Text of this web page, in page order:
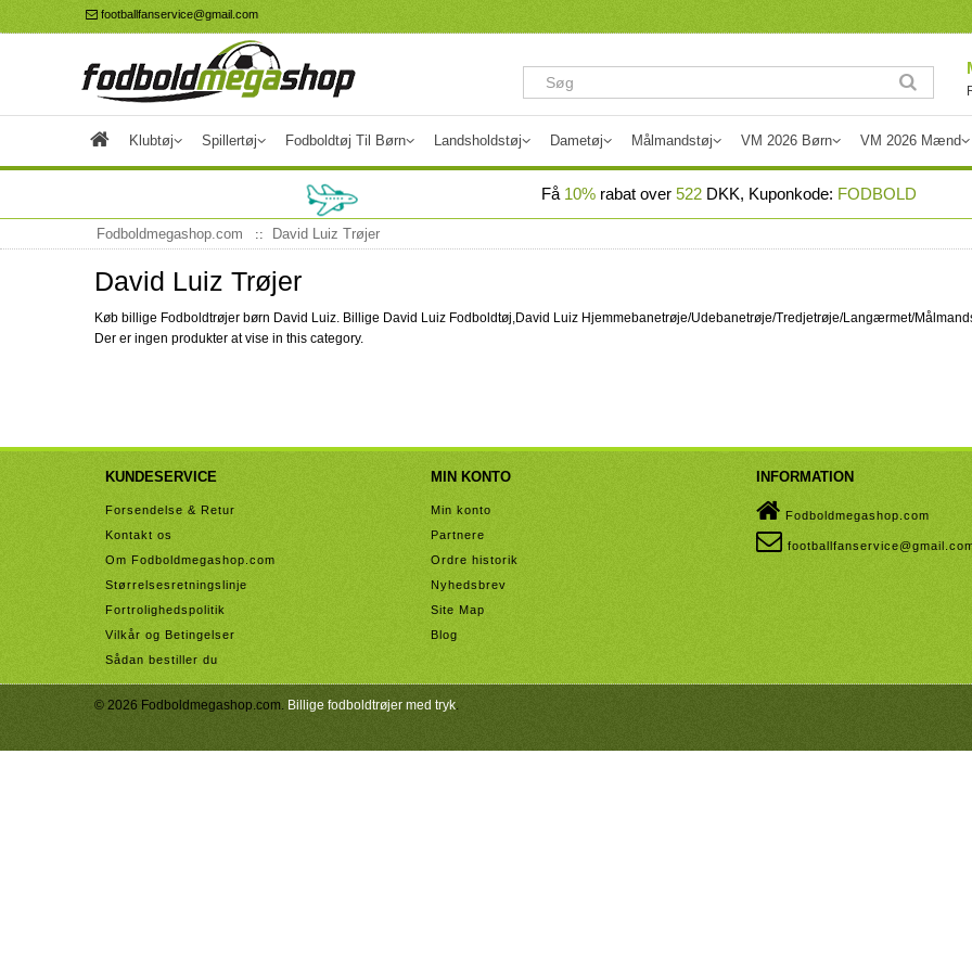
footballfanservice@gmail.com
Klubtøj Spillertøj Fodboldtøj Til Børn Landsholdstøj Dametøj Målmandstøj VM 2026 Børn VM 2026 Mænd
Få 10% rabat over 522 DKK, Kuponkode: FODBOLD
Fodboldmegashop.com David Luiz Trøjer
David Luiz Trøjer
Køb billige Fodboldtrøjer børn David Luiz. Billige David Luiz Fodboldtøj,David Luiz Hjemmebanetrøje/Udebanetrøje/Tredjetrøje/Langærmet/
Der er ingen produkter at vise in this category.
KUNDESERVICE
Forsendelse & Retur
Kontakt os
Om Fodboldmegashop.com
Størrelsesretningslinje
Fortrolighedspolitik
Vilkår og Betingelser
Sådan bestiller du
MIN KONTO
Min konto
Partnere
Ordre historik
Nyhedsbrev
Site Map
Blog
INFORMATION
Fodboldmegashop.com
© 2026 Fodboldmegashop.com. Billige fodboldtrøjer med tryk.